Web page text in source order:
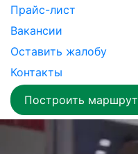
Прайс-лист
Вакансии
Оставить жалобу
Контакты
Построить маршрут